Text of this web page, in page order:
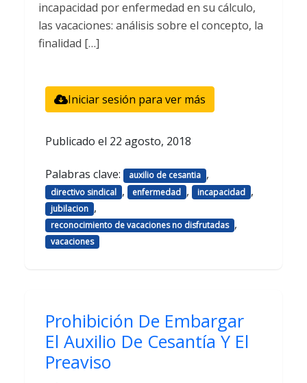
incapacidad por enfermedad en su cálculo,
las vacaciones: análisis sobre el concepto, la
finalidad […]
Iniciar sesión para ver más
Publicado el 22 agosto, 2018
Palabras clave: auxilio de cesantia ,
directivo sindical , enfermedad , incapacidad ,
jubilacion ,
reconocimiento de vacaciones no disfrutadas ,
vacaciones
Prohibición De Embargar
El Auxilio De Cesantía Y El
Preaviso